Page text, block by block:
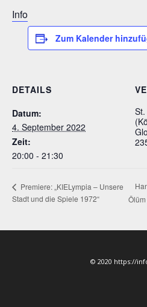
Info
Zum Kalender
DETAILS
Datum:
4. September 2022
Zeit:
20:00 - 21:30
Premiere: „KIELympia – Unsere
Stadt und die Spiele 1972“
© 2020 https://